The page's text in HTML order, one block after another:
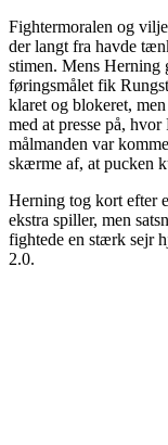
Fightermoralen og
der langt fra havde
stimen. Mens Herning
føringsmålet fik
klaret og blokeret,
med at presse på,
målmanden var
skærme af, at pucken
Herning tog kort efter
ekstra spiller, men
fightede en stærk sejr
2.0.